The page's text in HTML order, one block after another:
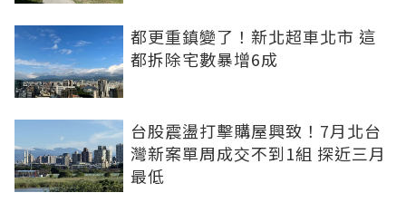
都更重鎮變了！新北超車北市 這
都拆除宅數暴增6成
台股震盪打擊購屋興致！7月北台
灣新案單周成交不到1組 探近三月
最低